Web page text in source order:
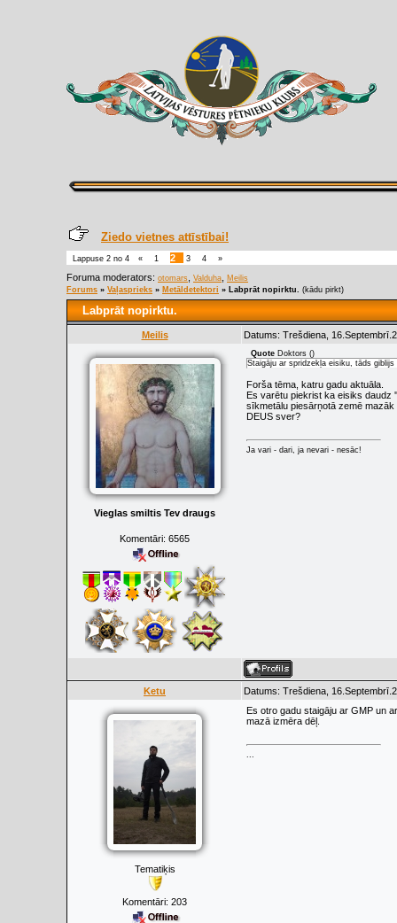
Ziedo vietnes attīstībai!
Lappuse 2 no 4 « 1 2 3 4 »
Foruma moderators: otomars Valduha
Meilis
Forums » Vaļasprieks » Metāldetektori » Labprāt nopirktu. (kādu pirkt)
Labprāt nopirktu.
Meilis Datums: Trešdiena,
Vieglas smiltis Tev draugs
Komentāri: 6565
Quote Doktors ()
Staigāju ar spridzekļa eisiku, tāds
Forša tēma, katru gadu aktuāla.
Es varētu piekrist ka eisiks daudz
sīkmetālu piesārņotā zemē
DEUS sver?
Ja vari - dari, ja nevari - nesāc!
Ketu Datums: Trešdiena,
Tematiķis
Komentāri: 203
Es otro gadu staigāju ar GMP un
mazā izmēra dēļ.
...